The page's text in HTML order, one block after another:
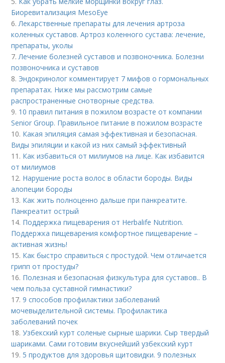
Биоревитализация MesoEye
6.Лекарственные препараты для лечения артроза
коленных суставов. Артроз коленного сустава: лечение,
препараты, уколы
7.Лечение болезней суставов и позвоночника. Болезни
позвоночника и суставов
8. Эндокринолог комментирует 7 мифов о гормональных
препаратах. Ниже мы рассмотрим самые
распространенные снотворные средства.
9. 10 правил питания в пожилом возрасте от компании
Senior Group. Правильное питание в пожилом возрасте
10. Какая эпиляция самая эффективная и безопасная.
Виды эпиляции и какой из них самый эффективный
11. Как избавиться от милиумов на лице. Как избавится
от милиумов
12. Нарушение роста волос в области бороды. Виды
алопеции бороды
13. Как жить полноценно дальше при панкреатите.
Панкреатит острый
14. Поддержка пищеварения от Herbalife Nutrition.
Поддержка пищеварения комфортное пищеварение –
активная жизнь!
15. Как быстро справиться с простудой. Чем отличается
грипп от простуды?
16. Полезная и безопасная физкультура для суставов.. В
чем польза суставной гимнастики?
17.9 способов профилактики заболеваний
мочевыделительной системы. Профилактика
заболеваний почек
18.Узбекский курт соленые сырные шарики. Сыр твердый
шариками. Сами готовим вкуснейший узбекский курт
19. 5 продуктов для здоровья щитовидки. 9 полезных